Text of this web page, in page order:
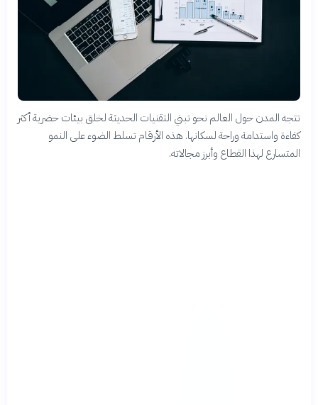
تتجه المدن حول العالم نحو تبني التقنيات الحديثة لخلق بيئات حضرية أكثر
كفاءة واستدامة وراحة لسكانها. هذه الأرقام تسلط الضوء على النمو
المتسارع لهذا القطاع وأبرز مجالاته.